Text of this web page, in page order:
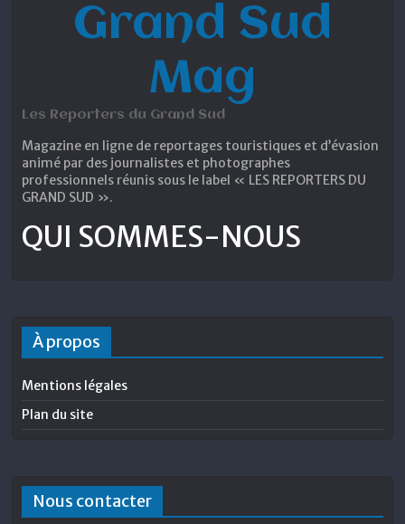
Grand Sud
Mag
Les Reporters du Grand Sud
Magazine en ligne de reportages touristiques et d’évasion
animé par des journalistes et photographes
professionnels réunis sous le label « LES REPORTERS DU
GRAND SUD ».
QUI SOMMES-NOUS
À propos
Mentions légales
Plan du site
Nous contacter